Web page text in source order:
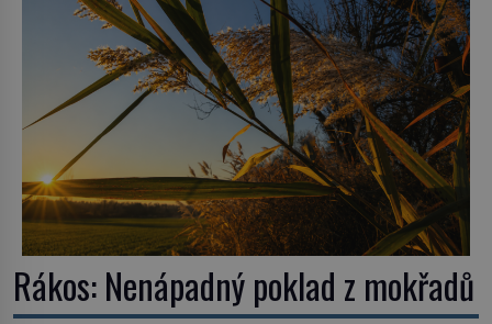
Název: Columbia První […]
Rákos: Nenápadný poklad z mokřadů